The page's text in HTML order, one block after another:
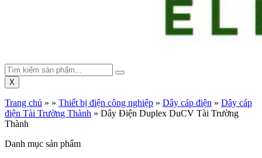
X
Trang chủ » » Thiết bị điện công nghiệp » Dây cáp điện » Dây cáp
điện Tài Trường Thành » Dây Điện Duplex DuCV Tài Trường
Thành
Danh mục sản phẩm